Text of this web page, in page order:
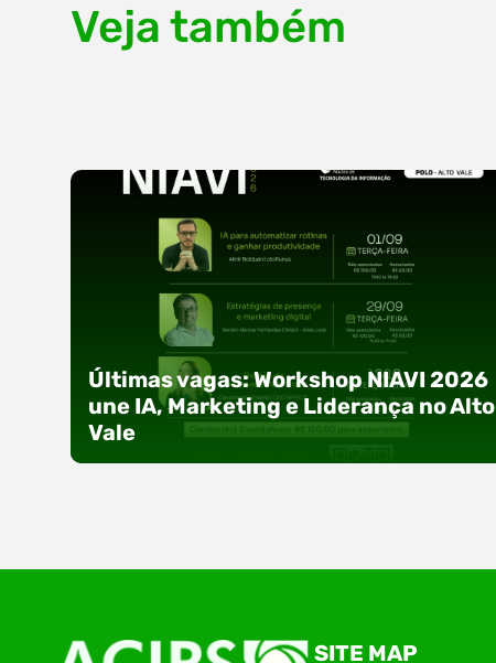
Veja também
Últimas vagas: Workshop NIAVI 2026
une IA, Marketing e Liderança no Alto
Vale
Com o objetivo de impulsionar a produtividade, a
SITE MAP